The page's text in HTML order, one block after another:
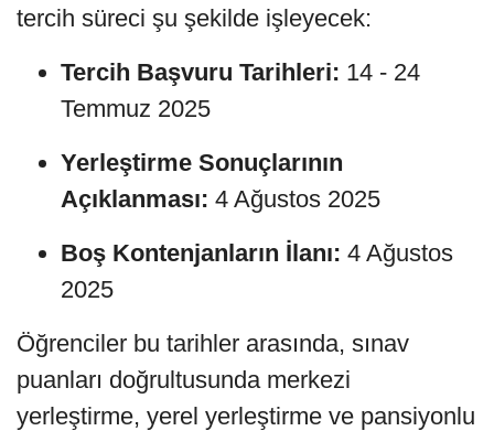
tercih süreci şu şekilde işleyecek:
Tercih Başvuru Tarihleri: 14 - 24
Temmuz 2025
Yerleştirme Sonuçlarının
Açıklanması: 4 Ağustos 2025
Boş Kontenjanların İlanı: 4 Ağustos
2025
Öğrenciler bu tarihler arasında, sınav
puanları doğrultusunda merkezi
yerleştirme, yerel yerleştirme ve pansiyonlu